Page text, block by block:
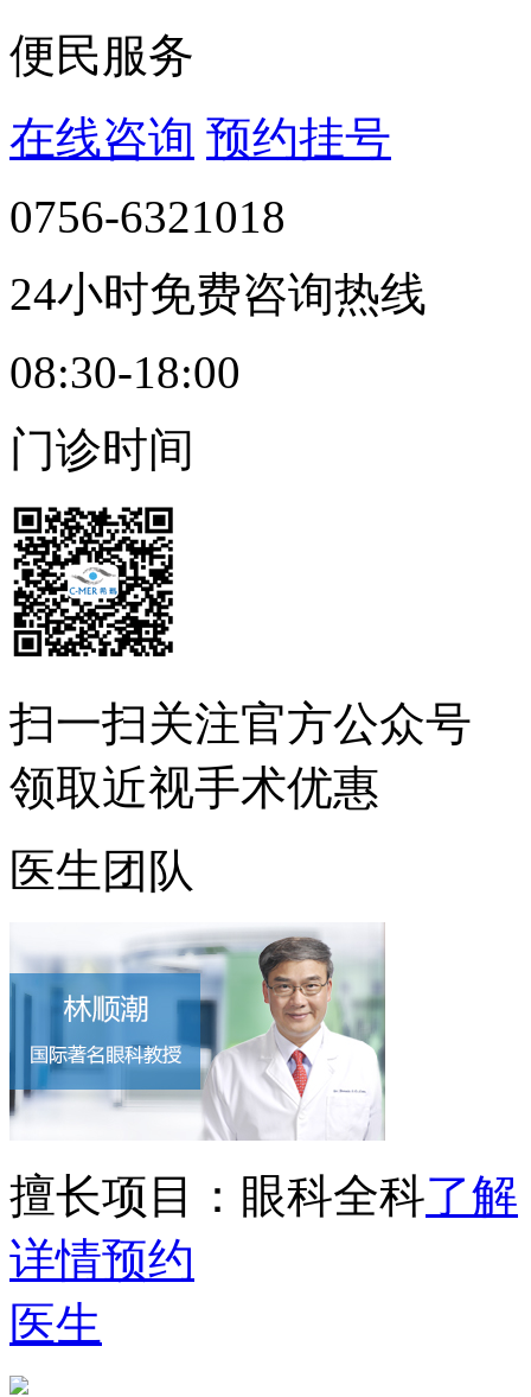
便民服务
在线咨询 预约挂号
0756-6321018
24小时免费咨询热线
08:30-18:00
门诊时间
扫一扫关注官方公众号
领取近视手术优惠
医生团队
擅长项目： 眼科全科了解
详情预约
医生